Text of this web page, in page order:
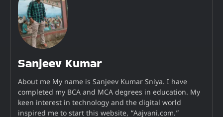
Sanjeev Kumar
About me My name is Sanjeev Kumar Sniya. I have
completed my BCA and MCA degrees in education. My
keen interest in technology and the digital world
inspired me to start this website, “Aajvani.com.”